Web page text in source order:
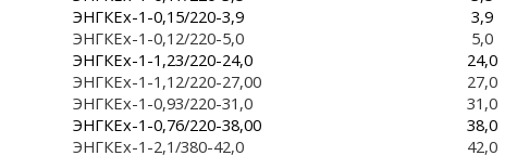
ЭНГКЕх-1-0,15/220-3,9
3,9
ЭНГКЕх-1-0,12/220-5,0
5,0
ЭНГКЕх-1-1,23/220-24,0
24,0
ЭНГКЕх-1-1,12/220-27,00
27,0
ЭНГКЕх-1-0,93/220-31,0
31,0
ЭНГКЕх-1-0,76/220-38,00
38,0
ЭНГКЕх-1-2,1/380-42,0
42,0